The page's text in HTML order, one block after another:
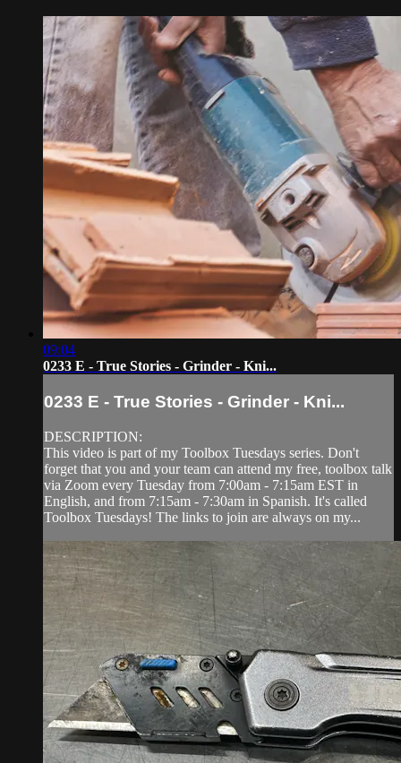
09:04
0233 E - True Stories - Grinder - Kni...
0233 E - True Stories - Grinder - Kni...
DESCRIPTION:
This video is part of my Toolbox Tuesdays series. Don't
forget that you and your team can attend my free, toolbox talk
via Zoom every Tuesday from 7:00am - 7:15am EST in
English, and from 7:15am - 7:30am in Spanish. It's called
Toolbox Tuesdays! The links to join are always on my...